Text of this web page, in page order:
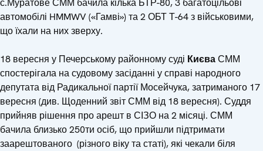
с.Муратове СММ бачила кілька БТР-80, 3 багатоцільові
автомобілі HMMWV («Гамві») та 2 ОБТ Т-64 з військовими,
що їхали на них зверху.
18 вересня у Печерському районному суді КиєваСММ
спостерігала на судовому засіданні у справі народного
депутата від Радикальної партії Мосейчука, затриманого 17
вересня (див. Щоденний звіт СММ від 18 вересня). Суддя
прийняв рішення про арешт в СІЗО на 2 місяці. СММ
бачила близько 250ти осіб, що прийшли підтримати
заарештованого (різного віку та статі), які чекали біля